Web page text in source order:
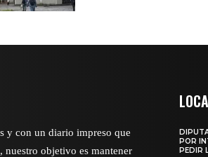
y con un diario impreso que
nuestro objetivo es mantener
POR
PEDIR